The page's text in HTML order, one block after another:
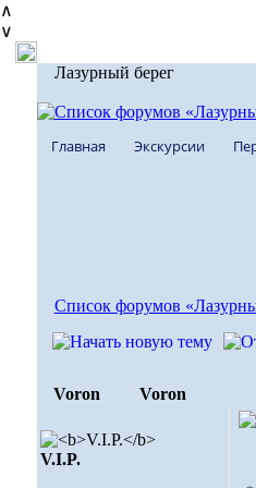
∧
∨
Лазурный берег
Главная Экскурсии
Список форумов
Voron Voron
V.I.P.